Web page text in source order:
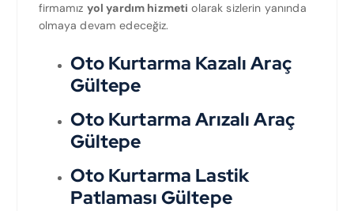
firmamız yol yardım hizmeti olarak sizlerin yanında
olmaya devam edeceğiz.
Oto Kurtarma Kazalı Araç
Gültepe
Oto Kurtarma Arızalı Araç
Gültepe
Oto Kurtarma Lastik
Patlaması Gültepe